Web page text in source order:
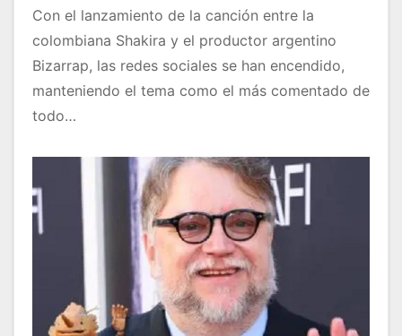
Con el lanzamiento de la canción entre la
colombiana Shakira y el productor argentino
Bizarrap, las redes sociales se han encendido,
manteniendo el tema como el más comentado de
todo…